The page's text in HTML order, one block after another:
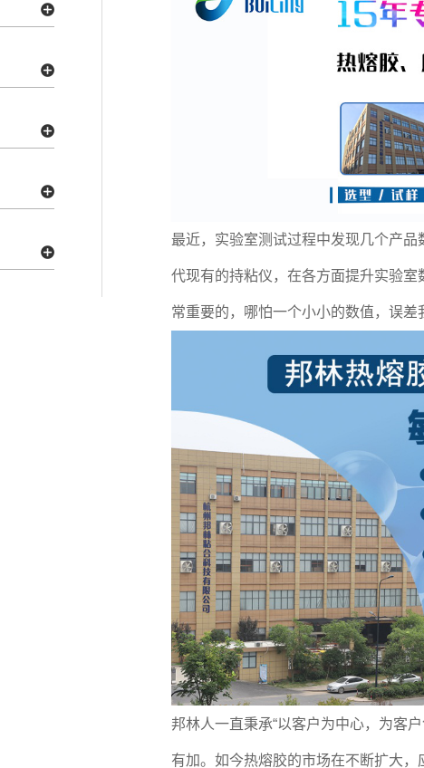
最近，实验室测试过程中发现几个产
代现有的持粘仪，在各方面提升实验
常重要的，哪怕一个小小的数值，误差
邦林人一直秉承“以客户为中心，为客
有加。如今热熔胶的市场在不断扩大